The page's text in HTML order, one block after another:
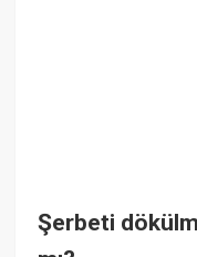
Şerbeti